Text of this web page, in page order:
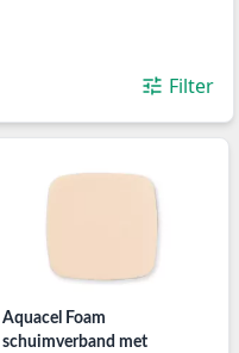
Filter
Aquacel Foam
schuimverband met